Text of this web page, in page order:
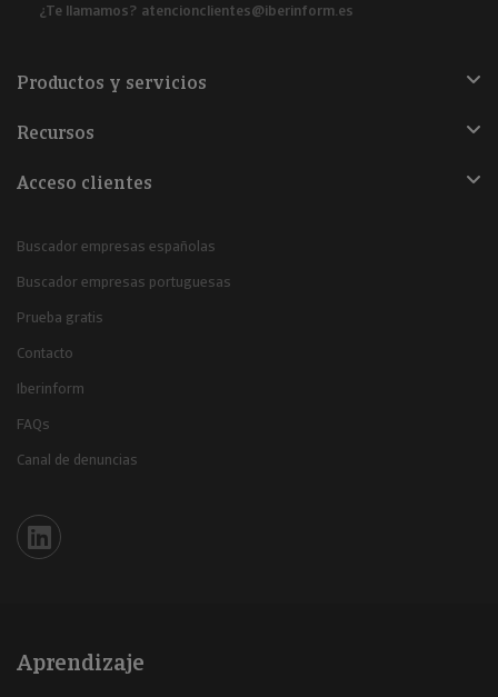
¿Te llamamos? atencionclientes@iberinform.es
Productos y servicios
Recursos
Acceso clientes
Buscador empresas españolas
Buscador empresas portuguesas
Prueba gratis
Contacto
Iberinform
FAQs
Canal de denuncias
Iberinform en Linkedin
Aprendizaje